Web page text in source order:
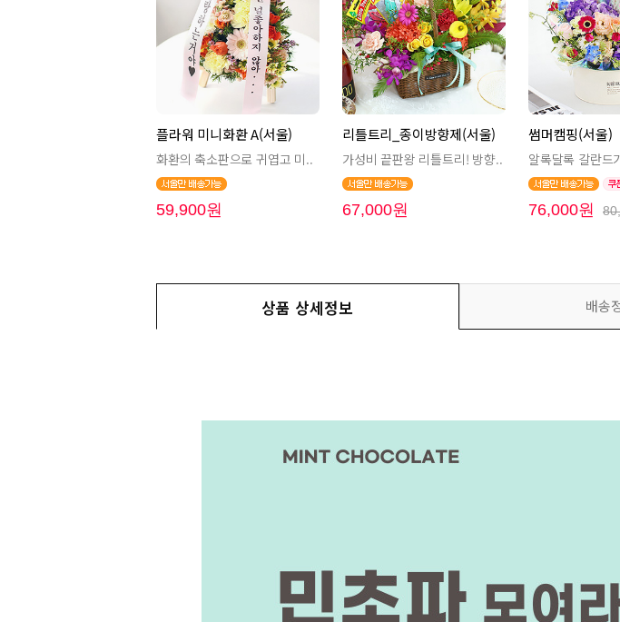
플라워 미니화환 A(서울)
화환의 축소판으로 귀엽고 미..
59,900원
리틀트리_종이방향제(서울)
가성비 끝판왕 리틀트리! 방향..
67,000원
썸머캠핑(서울)
알록달록 갈란드
76,000원
상품 상세정보 배송